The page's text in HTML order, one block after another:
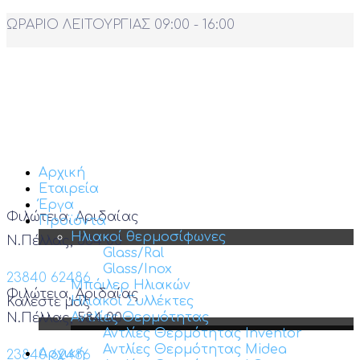
ΩΡΑΡΙΟ ΛΕΙΤΟΥΡΓΙΑΣ 09:00 - 16:00
Φιλώτεια, Αριδαίας
Ν.Πέλλας, 584 00
23840 62486
Καλέστε μας
Αρχική
Εταιρεία
Έργα
Προϊόντα
Ηλιακοί θερμοσίφωνες
Glass/Ral
Glass/Inox
Μπόιλερ Ηλιακών
Ηλιακοί Συλλέκτες
Αντλίες Θερμότητας
Αντλίες Θερμότητας Inventor
Αντλίες Θερμότητας Midea
Φιλώτεια, Αριδαίας
Ν.Πέλλας, 584 00
23840 62486
Αρχική